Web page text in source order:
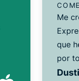
Me
que
por